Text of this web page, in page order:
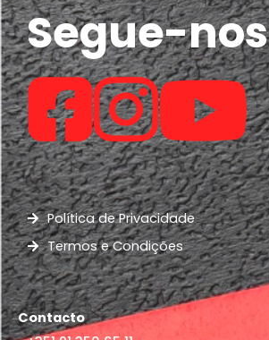
Segue-nos
Política de Privacidade
Termos e Condições
Contacto